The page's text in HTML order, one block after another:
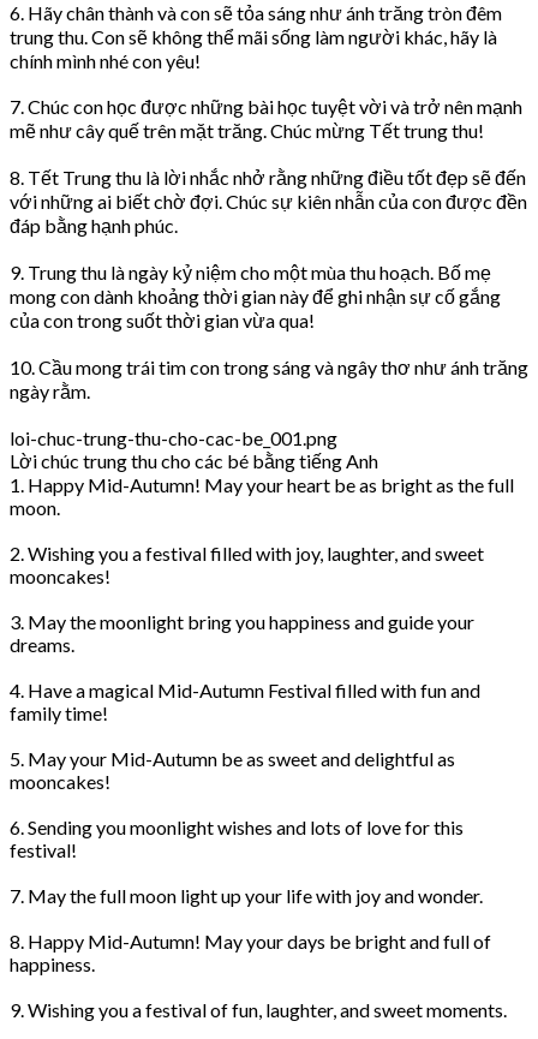
6. Hãy chân thành và con sẽ tỏa sáng như ánh trăng tròn đêm
trung thu. Con sẽ không thể mãi sống làm người khác, hãy là
chính mình nhé con yêu!
7. Chúc con học được những bài học tuyệt vời và trở nên mạnh
mẽ như cây quế trên mặt trăng. Chúc mừng Tết trung thu!
8. Tết Trung thu là lời nhắc nhở rằng những điều tốt đẹp sẽ đến
với những ai biết chờ đợi. Chúc sự kiên nhẫn của con được đền
đáp bằng hạnh phúc.
9. Trung thu là ngày kỷ niệm cho một mùa thu hoạch. Bố mẹ
mong con dành khoảng thời gian này để ghi nhận sự cố gắng
của con trong suốt thời gian vừa qua!
10. Cầu mong trái tim con trong sáng và ngây thơ như ánh trăng
ngày rằm.
loi-chuc-trung-thu-cho-cac-be_001.png
Lời chúc trung thu cho các bé bằng tiếng Anh
1. Happy Mid-Autumn! May your heart be as bright as the full
moon.
2. Wishing you a festival filled with joy, laughter, and sweet
mooncakes!
3. May the moonlight bring you happiness and guide your
dreams.
4. Have a magical Mid-Autumn Festival filled with fun and
family time!
5. May your Mid-Autumn be as sweet and delightful as
mooncakes!
6. Sending you moonlight wishes and lots of love for this
festival!
7. May the full moon light up your life with joy and wonder.
8. Happy Mid-Autumn! May your days be bright and full of
happiness.
9. Wishing you a festival of fun, laughter, and sweet moments.